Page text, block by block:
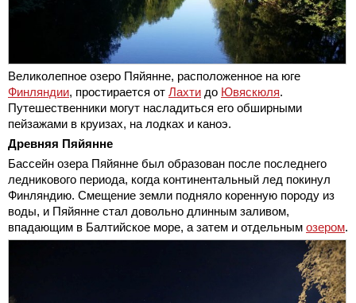
Великолепное озеро Пяйянне, расположенное на юге
Финляндии, простирается от Лахти до Ювяскюля.
Путешественники могут насладиться его обширными
пейзажами в круизах, на лодках и каноэ.
Древняя Пяйянне
Бассейн озера Пяйянне был образован после последнего
ледникового периода, когда континентальный лед покинул
Финляндию. Смещение земли подняло коренную породу из
воды, и Пяйянне стал довольно длинным заливом,
впадающим в Балтийское море, а затем и отдельным озером.